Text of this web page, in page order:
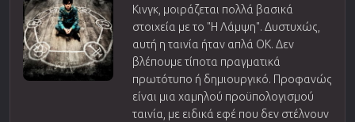
Κινγκ, μοιράζεται πολλά βασικά
στοιχεία με το "Η Λάμψη". Δυστυχώς,
αυτή η ταινία ήταν απλά ΟΚ. Δεν
βλέπουμε τίποτα πραγματικά
πρωτότυπο ή δημιουργικό. Προφανώς
είναι μια χαμηλού προϋπολογισμού
ταινία, με ειδικά εφέ που δεν στέλνουν